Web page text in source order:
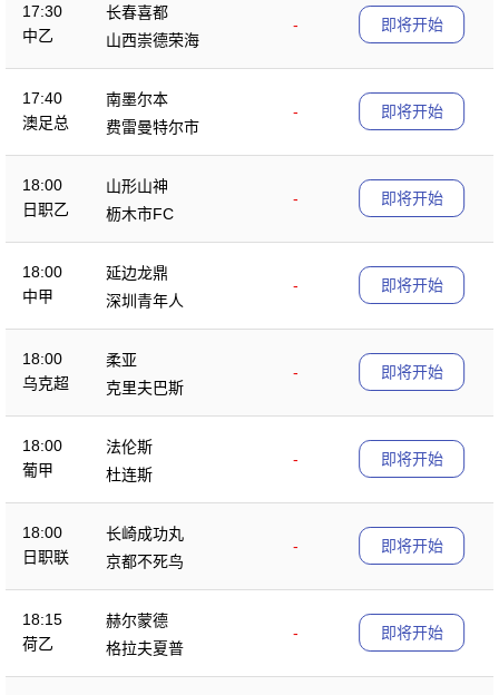
17:30
中乙
长春喜都
-
山西崇德荣海
即将开始
17:40
澳足总
南墨尔本
-
费雷曼特尔市
即将开始
18:00
日职乙
山形山神
-
枥木市FC
即将开始
18:00
中甲
延边龙鼎
-
深圳青年人
即将开始
18:00
乌克超
柔亚
-
克里夫巴斯
即将开始
18:00
葡甲
法伦斯
-
杜连斯
即将开始
18:00
日职联
长崎成功丸
-
京都不死鸟
即将开始
18:15
荷乙
赫尔蒙德
-
格拉夫夏普
即将开始